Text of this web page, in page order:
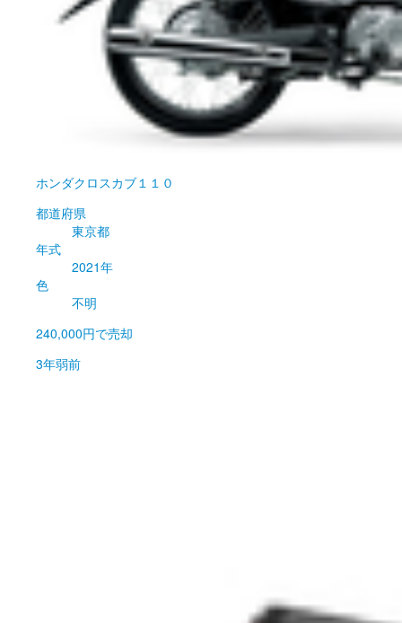
ホンダクロスカブ１１０
都道府県
東京都
年式
2021年
色
不明
240,000円で売却
3年弱前